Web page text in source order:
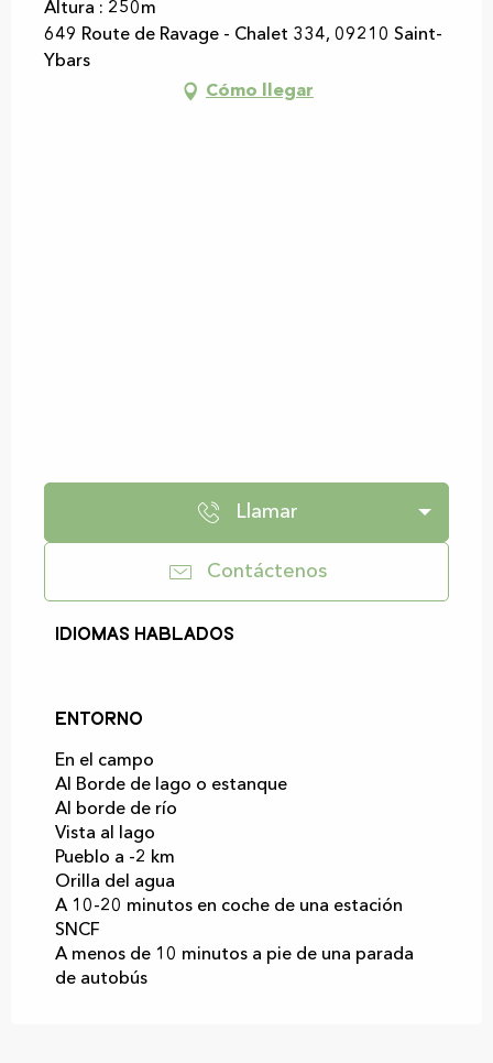
Altura : 250m
649 Route de Ravage - Chalet 334, 09210 Saint-
Ybars
Cómo llegar
Llamar
Contáctenos
Idiomas hablados
Idiomas hablados
Entorno
Entorno
En el campo
Al Borde de lago o estanque
Al borde de río
Vista al lago
Pueblo a -2 km
Orilla del agua
A 10-20 minutos en coche de una estación
SNCF
A menos de 10 minutos a pie de una parada
de autobús